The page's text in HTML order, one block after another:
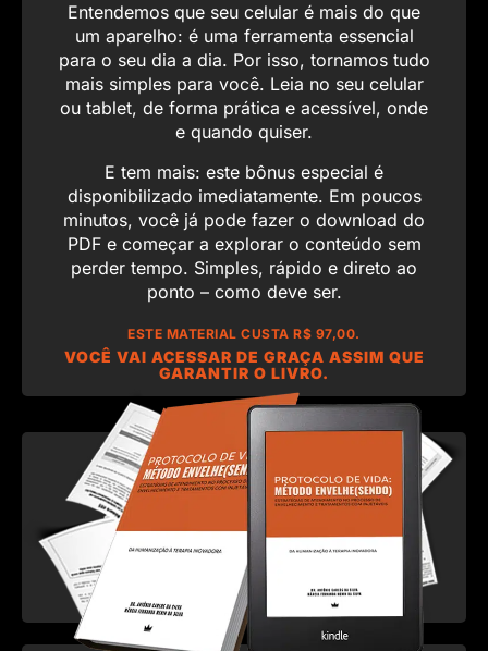
Entendemos que seu celular é mais do que
um aparelho: é uma ferramenta essencial
para o seu dia a dia. Por isso, tornamos tudo
mais simples para você. Leia no seu celular
ou tablet, de forma prática e acessível, onde
e quando quiser.
E tem mais: este bônus especial é
disponibilizado imediatamente. Em poucos
minutos, você já pode fazer o download do
PDF e começar a explorar o conteúdo sem
perder tempo. Simples, rápido e direto ao
ponto – como deve ser.
ESTE MATERIAL CUSTA R$ 97,00.
VOCÊ VAI ACESSAR DE GRAÇA ASSIM QUE
GARANTIR O LIVRO.